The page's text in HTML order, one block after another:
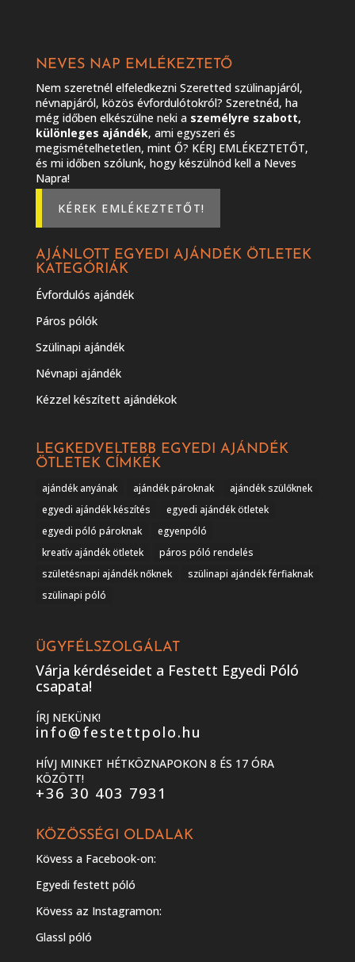
NEVES NAP EMLÉKEZTETŐ
Nem szeretnél elfeledkezni Szeretted szülinapjáról,
névnapjáról, közös évfordulótokról? Szeretnéd, ha
még időben elkészülne neki a személyre szabott,
különleges ajándék, ami egyszeri és
megismételhetetlen, mint Ő? KÉRJ EMLÉKEZTETŐT,
és mi időben szólunk, hogy készülnöd kell a Neves
Napra!
KÉREK EMLÉKEZTETŐT!
AJÁNLOTT EGYEDI AJÁNDÉK ÖTLETEK
KATEGÓRIÁK
Évfordulós ajándék
Páros pólók
Szülinapi ajándék
Névnapi ajándék
Kézzel készített ajándékok
LEGKEDVELTEBB EGYEDI AJÁNDÉK
ÖTLETEK CÍMKÉK
ajándék anyának ajándék pároknak
ajándék szülőknek
egyedi ajándék készítés
egyedi ajándék ötletek
egyedi póló pároknak
egyenpóló
kreatív ajándék ötletek
páros póló rendelés
születésnapi ajándék nőknek
szülinapi ajándék férfiaknak
szülinapi póló
ÜGYFÉLSZOLGÁLAT
Várja kérdéseidet a Festett Egyedi Póló
csapata!
ÍRJ NEKÜNK!
info@festettpolo.hu
HÍVJ MINKET HÉTKÖZNAPOKON 8 ÉS 17 ÓRA
KÖZÖTT!
+36 30 403 7931
KÖZÖSSÉGI OLDALAK
Kövess a Facebook-on:
Egyedi festett póló
Kövess az Instagramon:
Glassl póló